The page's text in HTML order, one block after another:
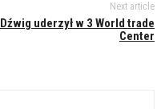
Next article
Dźwig uderzył w 3 World trade
Center